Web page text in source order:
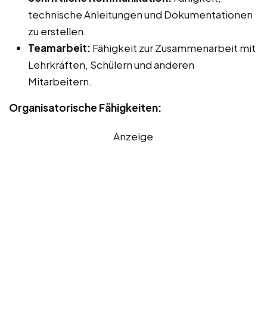
technische Anleitungen und Dokumentationen
zu erstellen.
Teamarbeit: Fähigkeit zur Zusammenarbeit mit
Lehrkräften, Schülern und anderen
Mitarbeitern.
Organisatorische Fähigkeiten:
Anzeige